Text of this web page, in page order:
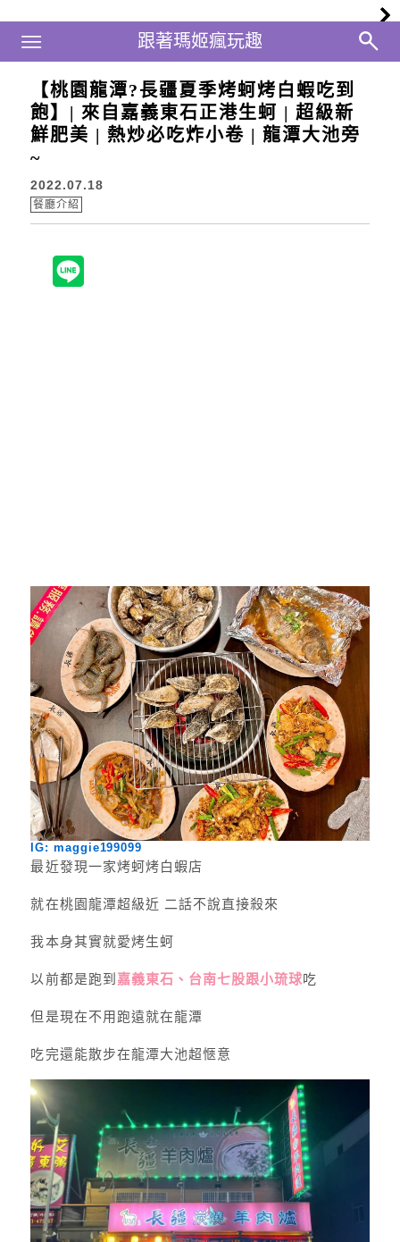
跟著瑪姬瘋玩趣跟著瑪姬瘋玩趣
Main Menu
【桃園龍潭?長疆夏季烤蚵烤白蝦吃到
飽】| 來自嘉義東石正港生蚵 | 超級新
鮮肥美 | 熱炒必吃炸小卷 | 龍潭大池旁
~
2022.07.18
餐廳介紹
IG: maggie199099
最近發現一家烤蚵烤白蝦店
就在桃園龍潭超級近 二話不說直接殺來
我本身其實就愛烤生蚵
以前都是跑到 嘉義東石、台南七股跟小琉球吃
但是現在不用跑遠就在龍潭
吃完還能散步在龍潭大池超愜意